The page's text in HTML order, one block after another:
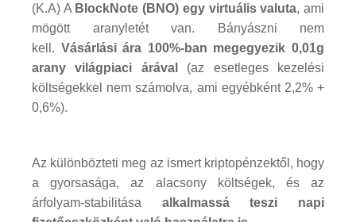
(K.A) A BlockNote (BNO) egy virtuális valuta, ami
mögött aranyletét van. Bányászni nem
kell. Vásárlási ára 100%-ban megegyezik 0,01g
arany világpiaci árával (az esetleges kezelési
költségekkel nem számolva, ami egyébként 2,2% +
0,6%).
Az különbözteti meg az ismert kriptopénzektől, hogy
a gyorsasága, az alacsony költségek, és az
árfolyam-stabilitása alkalmassá teszi napi